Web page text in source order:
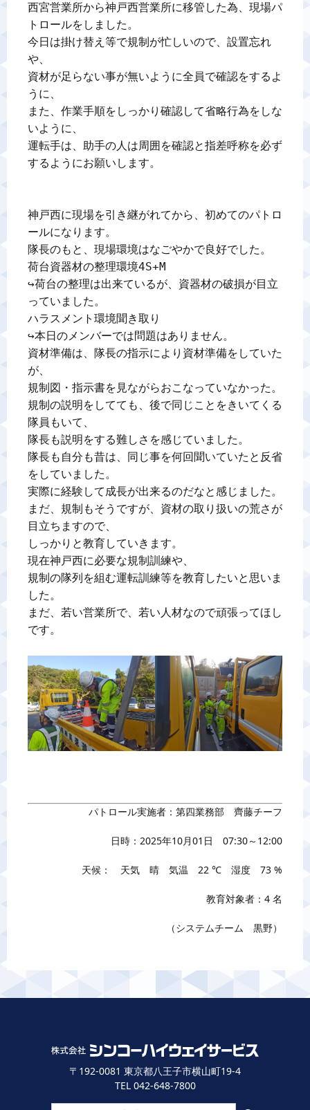
西宮営業所から神戸西営業所に移管した為、現場パ
トロールをしました。
今日は掛け替え等で規制が忙しいので、設置忘れ
や、
資材が足らない事が無いように全員で確認をするよ
うに、
また、作業手順をしっかり確認して省略行為をしな
いように、
運転手は、助手の人は周囲を確認と指差呼称を必ず
するようにお願いします。
神戸西に現場を引き継がれてから、初めてのパトロ
ールになります。
隊長のもと、現場環境はなごやかで良好でした。
荷台資器材の整理環境4S+M
↪荷台の整理は出来ているが、資器材の破損が目立
っていました。
ハラスメント環境聞き取り
↪本日のメンバーでは問題はありません。
資材準備は、隊長の指示により資材準備をしていた
が、
規制図・指示書を見ながらおこなっていなかった。
規制の説明をしてても、後で同じことをきいてくる
隊員もいて、
隊長も説明をする難しさを感じていました。
隊長も自分も昔は、同じ事を何回聞いていたと反省
をしていました。
実際に経験して成長が出来るのだなと感じました。
まだ、規制もそうですが、資材の取り扱いの荒さが
目立ちますので、
しっかりと教育していきます。
現在神戸西に必要な規制訓練や、
規制の隊列を組む運転訓練等を教育したいと思いま
した。
まだ、若い営業所で、若い人材なので頑張ってほし
です。
パトロール実施者：第四業務部 齊藤チーフ
日時：2025年10月01日 07:30～12:00
天候： 天気 晴 気温 22 ℃ 湿度 73 %
教育対象者：4 名
（システムチーム 黒野）
〒192-0081 東京都八王子市横山町19-4
TEL 042-648-7800